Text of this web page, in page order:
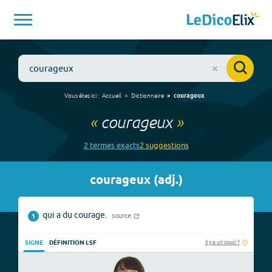
Vous êtes ici : Accueil Dictionnaire courageux
« courageux»
2 termesexacts2 suggestions
courageux(adj.)
1 qui a du courage. source
SIGNE DÉFINITION LSF Il y a un souci ?